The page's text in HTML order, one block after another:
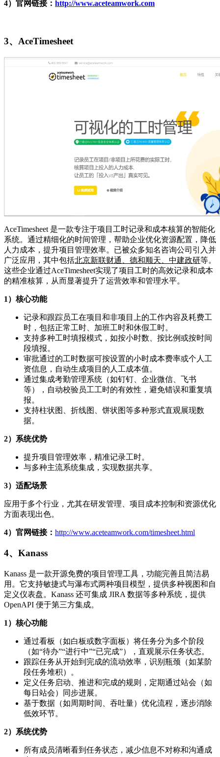
4）官网链接： http://www.aceteamwork.com
3、 AceTimesheet
AceTimesheet 是一款专注于项目工时记录和成本核算的智能化
系统。通过精细化的时间管理，帮助企业优化资源配置，降低
人力成本，提升项目管理效率。已被众多知名咨询公司引入并
广泛应用，其中包括北京新联财通、德和顺天、中建政研等。
这些企业通过AceTimesheet实现了项目工时的高效记录和成本
的精准核算，从而显著提升了运营效率和管理水平。
1）核心功能
记录和跟踪员工在项目和非项目上的工作内容及耗费工
时，包括正常工时、加班工时和休假工时。
支持多种工时填报模式，如按小时数、按比例或按时间
段填报。
审批通过的工时数据可按设置的小时成本费率或个人工
资信息，自动生成项目的人工成本值。
通过集成考勤管理系统（如钉钉、企业微信、飞书
等），自动校验员工工时的有效性，避免错误和重复填
报。
支持柱状图、折线图、饼状图等多种形式直观展现数
据。
2）系统优势
提升项目管理效率，精准记录工时。
与多种主流系统集成，实现数据共享。
3）适配场景
应用于多个行业，尤其在研发管理、项目成本控制和资源优化
方面表现出色。
4）官网链接： http://www.aceteamwork.com/timesheet.html
4、 Kanass
Kanass 是一款开源免费的项目管理工具，功能完善且简洁易
用。它支持敏捷式与瀑布式两种项目模型，提供多种视图和自
定义仪表盘。Kanass 还可集成 JIRA 数据等多种系统，提供
OpenAPI 便于第三方集成。
1）核心功能
通过看板（如白板或数字面板）将任务分为多个阶段
（如“待办”“进行中”“已完成”），直观展示任务状态。
跟踪任务从开始到完成的流动效率，识别瓶颈（如某阶
段任务堆积）。
定义任务启动、推进和完成的规则，定期通过站会（如
每日站会）同步进展。
基于数据（如周期时间、吞吐量）优化流程，逐步消除
低效环节。
2）系统优势
所有成员清晰看到任务状态，减少信息不对称和沟通成